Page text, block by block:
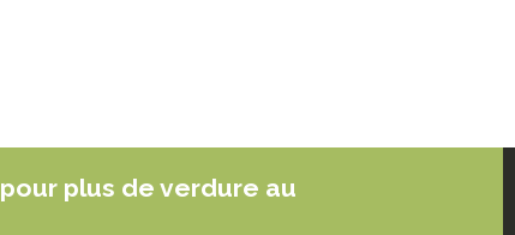
plus de verdure au